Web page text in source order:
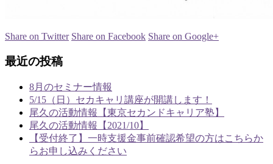
Share on Twitter Share on Facebook Share on Google+
最近の投稿
8月のセミナー情報
5/15（日）セカキャリ講座が開講します！
尾久の活動情報【東京セカンドキャリア塾】
尾久の活動情報【2021/10】
【受付終了】一時支援金事前確認希望の方はこちらか
らお申し込みください